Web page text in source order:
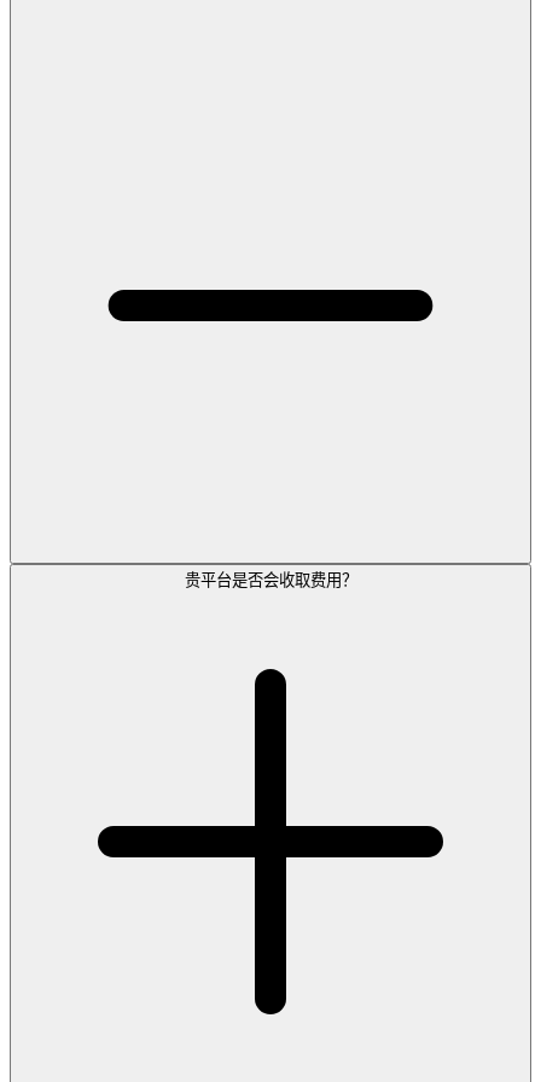
贵平台是否会收取费用？